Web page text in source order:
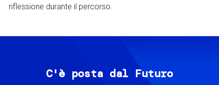
riflessione durante il percorso.
C'è posta dal Futuro